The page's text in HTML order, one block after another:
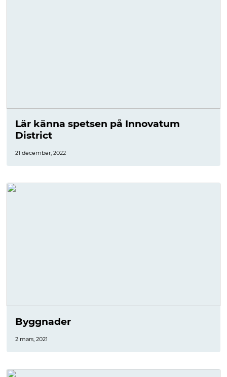
Lär känna spetsen på Innovatum
District
21 december, 2022
Byggnader
2 mars, 2021